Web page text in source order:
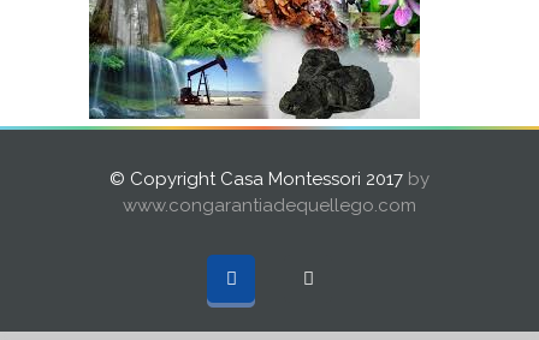
© Copyright Casa Montessori 2017 by
www.congarantiadequellego.com